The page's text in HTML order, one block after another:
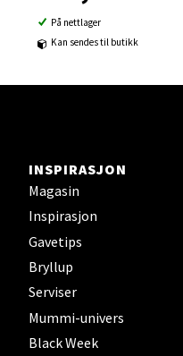
På nettlager
Kan sendes til butikk
INSPIRASJON
Magasin
Inspirasjon
Gavetips
Bryllup
Serviser
Mummi-univers
Black Week
0 i butikk
Sortland -
Strangata 26, 8400
Åpent i dag 10-19
0 i butikk